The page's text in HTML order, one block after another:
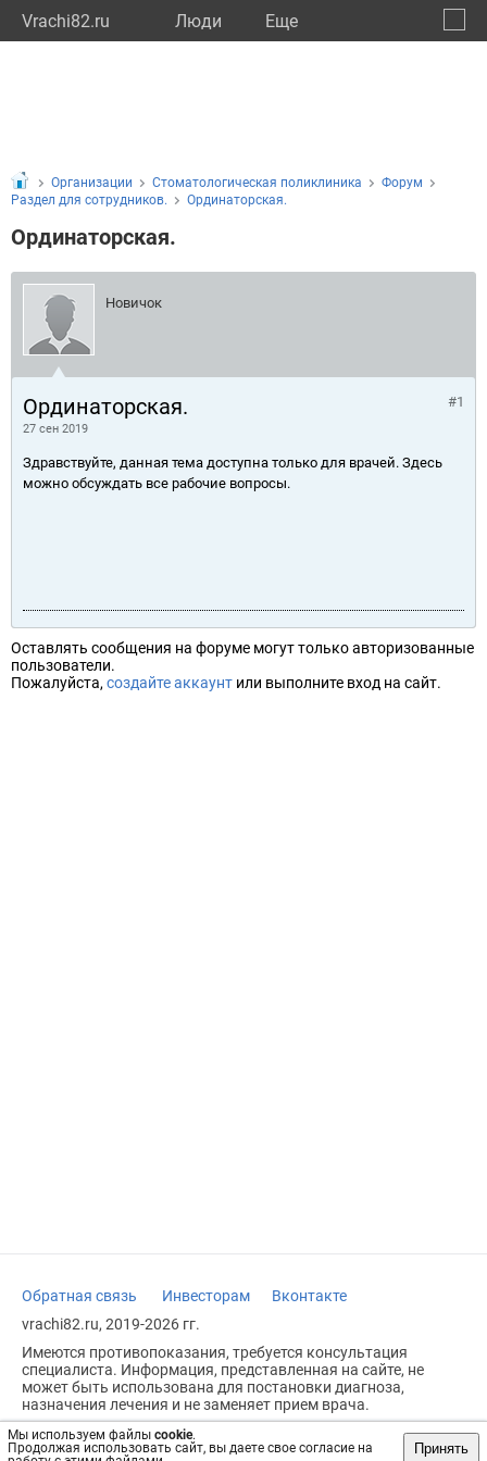
Vrachi82.ru Люди Eще
Мы используем файлы cookie.
Продолжая использовать сайт, вы даете свое согласие на
Принять
Организации Стоматологическая поликлиника
Форум
Раздел для сотрудников.
Ординаторская.
Ординаторская.
Новичок
Ординаторская.
27 сен 2019
#1
Здравствуйте, данная тема доступна только для врачей. Здесь
можно обсуждать все рабочие вопросы.
Оставлять сообщения на форуме могут только авторизованные
пользователи.
Пожалуйста, создайте аккаунт или выполните вход на сайт.
Обратная связь Инвесторам
Вконтакте
vrachi82.ru, 2019-2026 гг.
Имеются противопоказания, требуется консультация
специалиста. Информация, представленная на сайте, не
может быть использована для постановки диагноза,
назначения лечения и не заменяет прием врача.
Возрастное ограничение: 18+